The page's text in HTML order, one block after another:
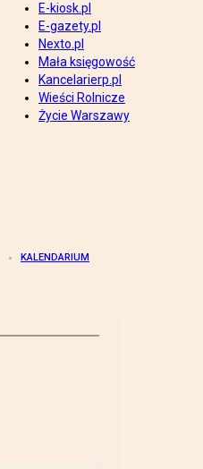
E-kiosk.pl
E-gazety.pl
Nexto.pl
Mała księgowość
Kancelarierp.pl
Wieści Rolnicze
Życie Warszawy
KALENDARIUM